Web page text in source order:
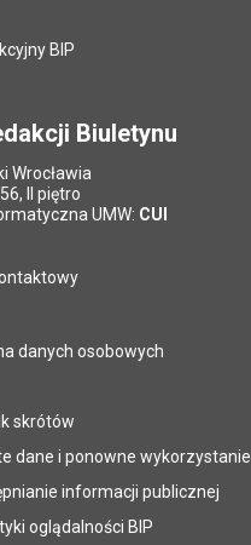
BIP
Biuletynu
Wrocławia
II piętro
UMW: CUI
danych osobowych
skrótów
dane i ponowne wykorzystanie
informacji publicznej
oglądalności BIP